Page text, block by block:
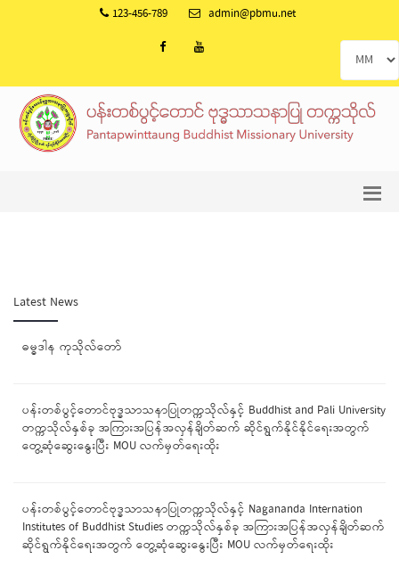
123-456-789 admin@pbmu.net
Latest News
ဓမ္ဓဒါန ကုသိုလ်တော်
ပန်းတစ်ပွင့်တောင်ဗုဒ္ဓသာသနာပြုတက္ကသိုလ်နှင့် Buddhist and Pali University
တက္ကသိုလ်နှစ်ခု အကြားအပြန်အလှန်ချိတ်ဆက် ဆိုင်ရွက်နိုင်နိုင်ရေးအတွက်
တွေ့ဆုံဆွေးနွေးပြီး MOU လက်မှတ်ရေးထိုး
ပန်းတစ်ပွင့်တောင်ဗုဒ္ဓသာသနာပြုတက္ကသိုလ်နှင့် Nagananda Internation
Institutes of Buddhist Studies တက္ကသိုလ်နှစ်ခု အကြားအပြန်အလှန်ချိတ်ဆက်
ဆိုင်ရွက်နိုင်ရေးအတွက် တွေ့ဆုံဆွေးနွေးပြီး MOU လက်မှတ်ရေးထိုး